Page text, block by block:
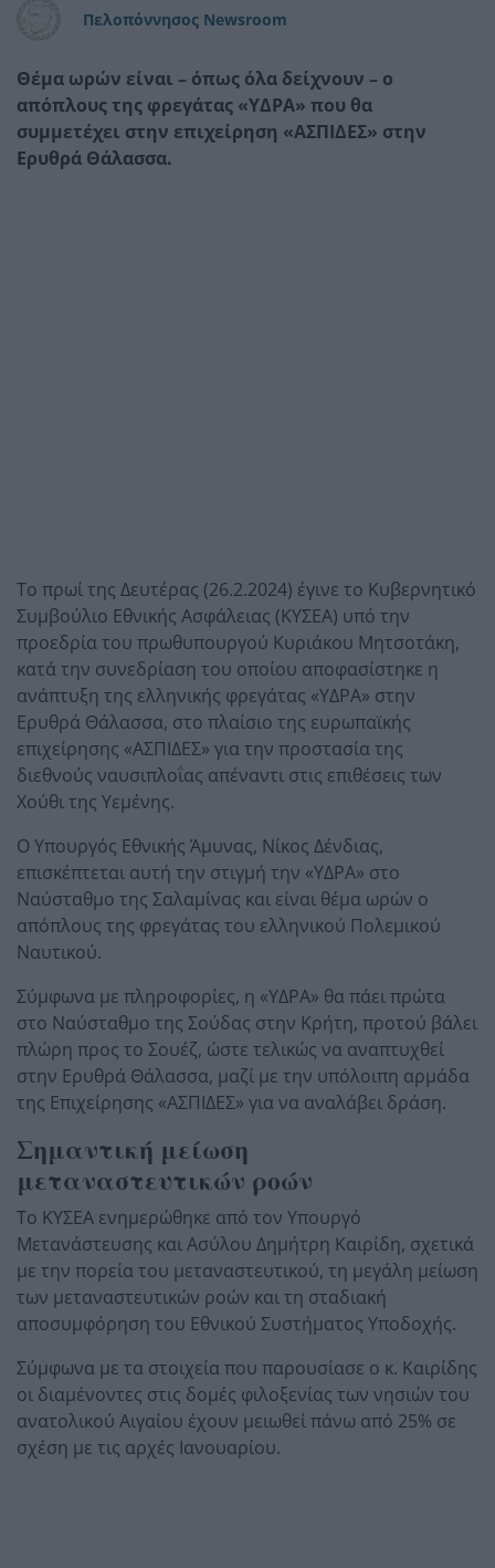
Πελοπόννησος Newsroom
Θέμα ωρών είναι – όπως όλα δείχνουν – ο
απόπλους της φρεγάτας «ΥΔΡΑ» που θα
συμμετέχει στην επιχείρηση «ΑΣΠΙΔΕΣ» στην
Ερυθρά Θάλασσα.
Το πρωί της Δευτέρας (26.2.2024) έγινε το Κυβερνητικό
Συμβούλιο Εθνικής Ασφάλειας (ΚΥΣΕΑ) υπό την
προεδρία του πρωθυπουργού Κυριάκου Μητσοτάκη,
κατά την συνεδρίαση του οποίου αποφασίστηκε η
ανάπτυξη της ελληνικής φρεγάτας «ΥΔΡΑ» στην
Ερυθρά Θάλασσα, στο πλαίσιο της ευρωπαϊκής
επιχείρησης «ΑΣΠΙΔΕΣ» για την προστασία της
διεθνούς ναυσιπλοΐας απέναντι στις επιθέσεις των
Χούθι της Υεμένης.
Ο Υπουργός Εθνικής Άμυνας, Νίκος Δένδιας,
επισκέπτεται αυτή την στιγμή την «ΥΔΡΑ» στο
Ναύσταθμο της Σαλαμίνας και είναι θέμα ωρών ο
απόπλους της φρεγάτας του ελληνικού Πολεμικού
Ναυτικού.
Σύμφωνα με πληροφορίες, η «ΥΔΡΑ» θα πάει πρώτα
στο Ναύσταθμο της Σούδας στην Κρήτη, προτού βάλει
πλώρη προς το Σουέζ, ώστε τελικώς να αναπτυχθεί
στην Ερυθρά Θάλασσα, μαζί με την υπόλοιπη αρμάδα
της Επιχείρησης «ΑΣΠΙΔΕΣ» για να αναλάβει δράση.
Σημαντική μείωση
μεταναστευτικών ροών
Το ΚΥΣΕΑ ενημερώθηκε από τον Υπουργό
Μετανάστευσης και Ασύλου Δημήτρη Καιρίδη, σχετικά
με την πορεία του μεταναστευτικού, τη μεγάλη μείωση
των μεταναστευτικών ροών και τη σταδιακή
αποσυμφόρηση του Εθνικού Συστήματος Υποδοχής.
Σύμφωνα με τα στοιχεία που παρουσίασε ο κ. Καιρίδης
οι διαμένοντες στις δομές φιλοξενίας των νησιών του
ανατολικού Αιγαίου έχουν μειωθεί πάνω από 25% σε
σχέση με τις αρχές Ιανουαρίου.